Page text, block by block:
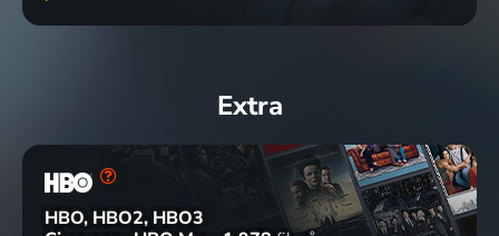
Extra
HBO, HBO2, HBO3